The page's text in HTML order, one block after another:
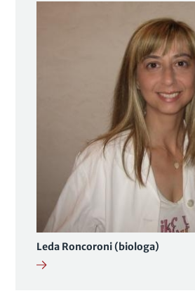
Leda Roncoroni (biologa)